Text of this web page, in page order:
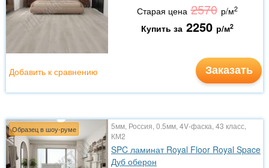
Старая цена 2570 р/м2
Купить за 2250 р/м2
Заказать
Добавить к сравнению
Образец в шоу-руме
5мм, Россия, 0.5мм, 4V-фаска, 43 класс,
КМ2
SPC ламинат Royal Floor Royal Space
Дуб оберон